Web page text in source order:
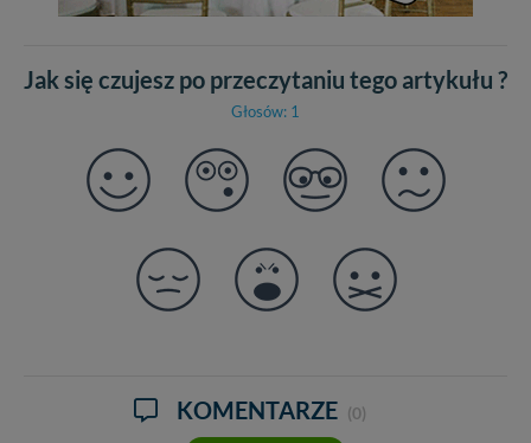
Jak się czujesz po przeczytaniu tego artykułu ?
Głosów: 1
KOMENTARZE (0)